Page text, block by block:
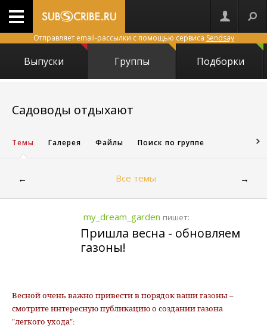
Отправляет email-рассылки с помощью сервиса Sendsay
Выпуски Группы Подборки
Садоводы отдыхают
Темы Галерея Файлы Поиск по группе
← Все темы →
my_dream_garden пишет:
Пришла весна - обновляем
газоны!
Весной очень важно привести в порядок ваши газоны –
смотрите интересную публикацию о создании газона
"легкого ухода":